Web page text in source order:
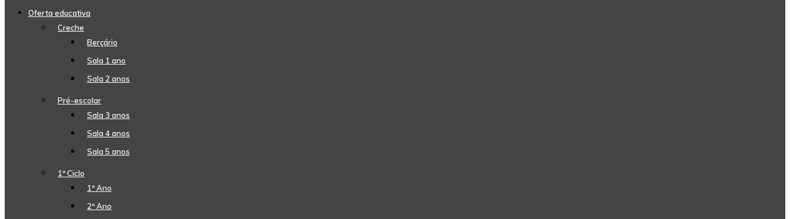
Oferta educativa
Creche
Berçário
Sala 1 ano
Sala 2 anos
Pré-escolar
Sala 3 anos
Sala 4 anos
Sala 5 anos
1º Ciclo
1º Ano
2º Ano